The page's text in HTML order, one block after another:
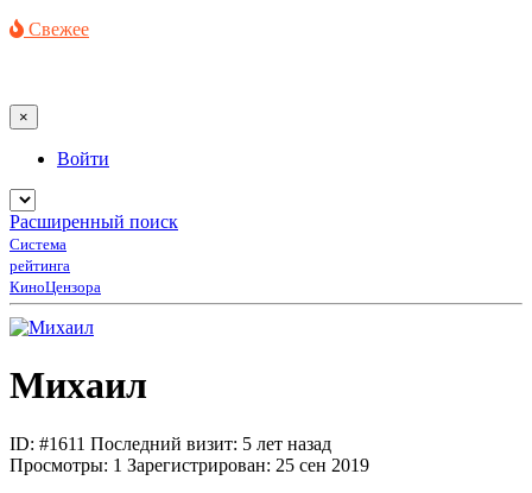
Свежее
×
Войти
Расширенный поиск
Система
рейтинга
КиноЦензора
Михаил
ID: #1611 Последний визит: 5 лет назад
Просмотры: 1 Зарегистрирован: 25 сен 2019